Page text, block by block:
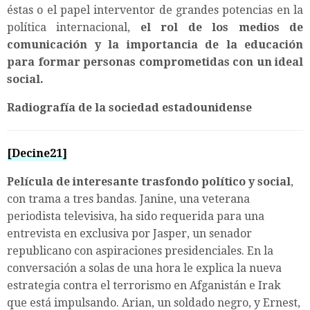
éstas o el papel interventor de grandes potencias en la
política internacional, el rol de los medios de
comunicación y la importancia de la educación
para formar personas comprometidas con un ideal
social.
Radiografía de la sociedad estadounidense
[Decine21]
Película de interesante trasfondo político y social,
con trama a tres bandas. Janine, una veterana
periodista televisiva, ha sido requerida para una
entrevista en exclusiva por Jasper, un senador
republicano con aspiraciones presidenciales. En la
conversación a solas de una hora le explica la nueva
estrategia contra el terrorismo en Afganistán e Irak
que está impulsando. Arian, un soldado negro, y Ernest,